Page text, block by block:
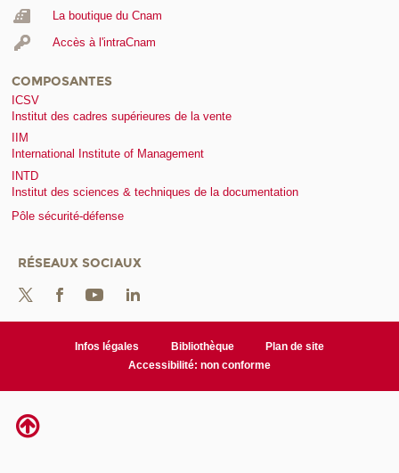
La boutique du Cnam
Accès à l'intraCnam
COMPOSANTES
ICSV
Institut des cadres supérieures de la vente
IIM
International Institute of Management
INTD
Institut des sciences & techniques de la documentation
Pôle sécurité-défense
RÉSEAUX SOCIAUX
Infos légales Bibliothèque
Plan de site
Accessibilité: non conforme